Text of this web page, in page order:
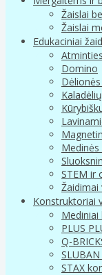
Žaislai
Žaislai
Edukaciniai
Domino
STEM ir
Žaidimai
Konstruktoriai
PLUS
Q-
STAX